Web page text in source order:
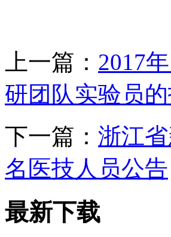
上一篇： 2017
研团队实验员
下一篇： 浙江
名医技人员公告
最新下载